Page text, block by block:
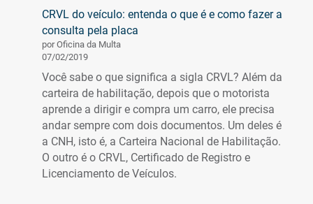
CRVL do veículo: entenda o que é e como fazer a
consulta pela placa
por Oficina da Multa
07/02/2019
Você sabe o que significa a sigla CRVL? Além da
carteira de habilitação, depois que o motorista
aprende a dirigir e compra um carro, ele precisa
andar sempre com dois documentos. Um deles é
a CNH, isto é, a Carteira Nacional de Habilitação.
O outro é o CRVL, Certificado de Registro e
Licenciamento de Veículos.